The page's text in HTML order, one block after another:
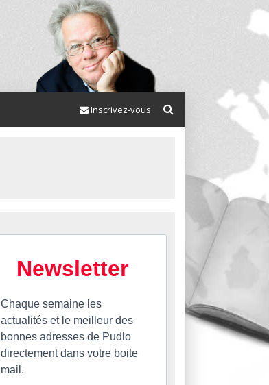
Inscrivez-vous
Newsletter
Chaque semaine les
actualités et le meilleur des
bonnes adresses de Pudlo
directement dans votre boite
mail.